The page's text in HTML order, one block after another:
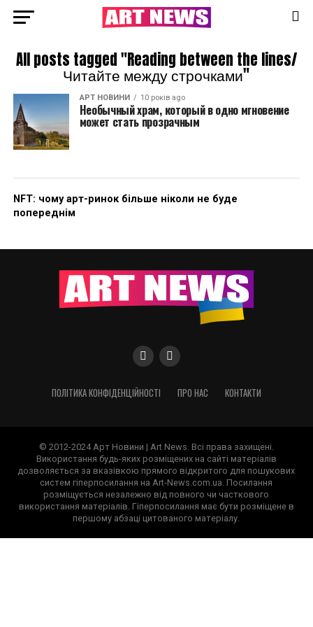
All posts tagged "Reading between the lines/
Читайте между строчками"
АРТ НОВИНИ 10 років ago
Необычный храм, который в одно мгновение
может стать прозрачным
NFT: чому арт-ринок більше ніколи не буде
попереднім
ПОЛІТИКА КОНФІДЕНЦІЙНОСТІ ПРО НАС КОНТАКТИ
© 2012-2024 Арт Новини | Art News. Всі права захищені.
Використання будь-яких розміщених на сайті матеріалів
дозволяється за вказівкою прямого відкритого для пошукових
систем гіперпосилання на Art-News.com.ua. Посилання
розміщується незалежно від повного чи часткового
використання матеріалів. Гіперпосилання має бути розміщене в
першому абзаці цитованого матеріалу.